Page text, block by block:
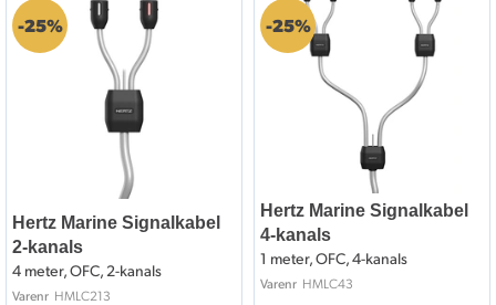
25%
Hertz Marine Signalkabel
2-kanals
4 meter, OFC, 2-kanals
Varenr HMLC213
25%
Hertz Marine Signalkabel
4-kanals
1 meter, OFC, 4-kanals
Varenr HMLC43